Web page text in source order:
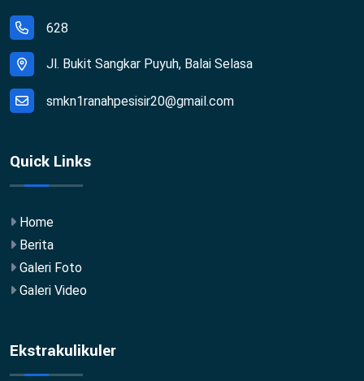
628
Jl. Bukit Sangkar Puyuh, Balai Selasa
smkn1ranahpesisir20@gmail.com
Quick Links
Home
Berita
Galeri Foto
Galeri Video
Ekstrakulikuler